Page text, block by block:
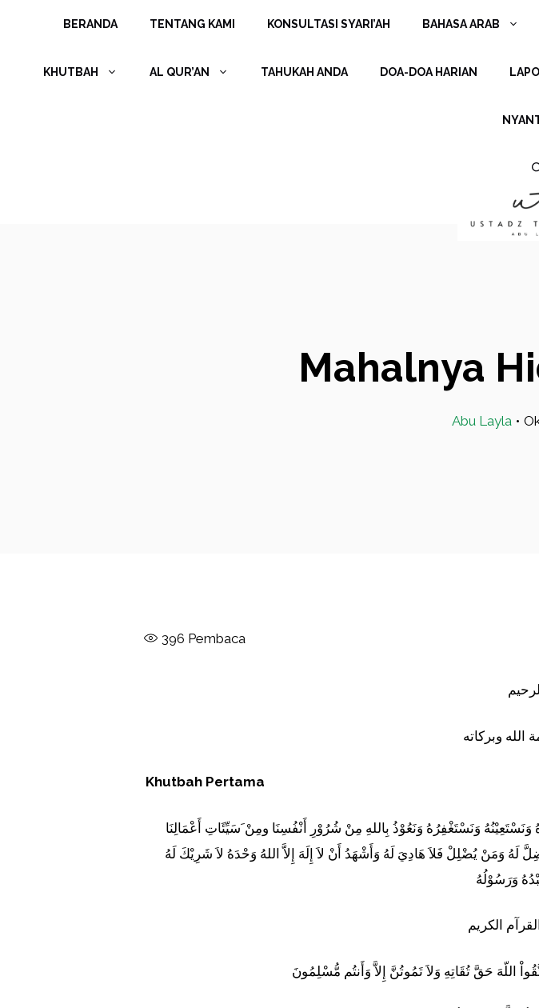
BERANDA TENTANG KAMI KONSULTASI SYARI’AH BAHASA ARAB
KHUTBAH AL QUR’AN TAHUKAH ANDA DOA-DOA HARIAN
Mahalnya
Abu Layla •
396 Pembaca
الله وبركاته
Khutbah Pertama
وَنَسْتَعِيْنُهُ وَنَسْتَغْفِرُهُ وَنَعُوْذُ بِاللهِ مِنْ شُرُوْرِ أَنْفُسِنَا ومِنْ َسَيِّئَاتِ أَعْمَالِنَا
لَهُ وَمَنْ يُضْلِلْ فَلاَ هَادِيَ لَهُ وَأَشْهَدُ أَنْ لاَ إِلَهَ إِلاَّ اللهُ وَحْدَهُ لاَ شَرِيْكَ لَهُ
وَرَسُوْلُهُ
الكريم
اللّهَ حَقَّ تُقَاتِهِ وَلاَ تَمُوتُنَّ إِلاَّ وَأَنتُم مُّسْلِمُونَ